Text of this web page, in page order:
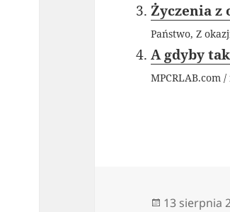
Życzenia z
Państwo, Z
A gdyby
MPCRLAB.com
Data
13 sierpnia